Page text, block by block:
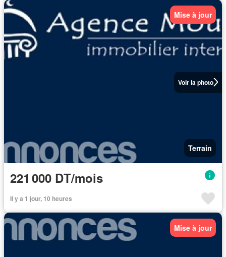
Voir la photo
Mise à jour
Terrain
221 000 DT/mois
Il y a 1 jour, 10 heures
Mise à jour